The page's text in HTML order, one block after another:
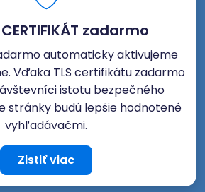
CERTIFIKÁT zadarmo
automaticky aktivujeme
Vďaka TLS certifikátu zadarmo
istotu bezpečného
stránky budú lepšie hodnotené
vyhľadávačmi.
Zistiť viac